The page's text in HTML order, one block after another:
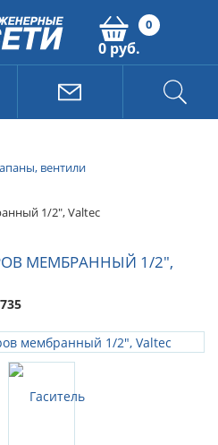
0
0 руб.
вентили
1/2", Valtec
МЕМБРАННЫЙ 1/2",